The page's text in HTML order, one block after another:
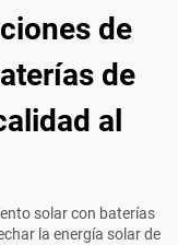
de
de
al
solar con baterías
la energía solar de